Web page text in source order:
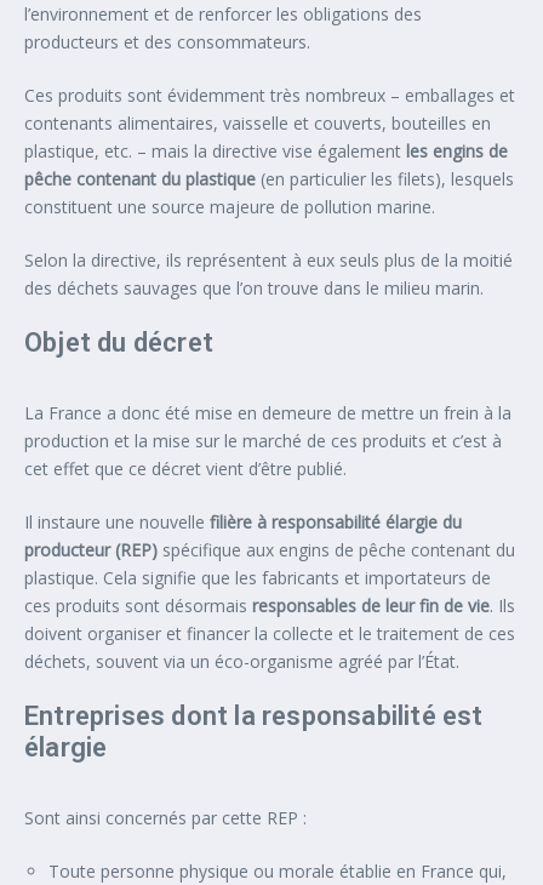
l’environnement et de renforcer les obligations des
producteurs et des consommateurs.
Ces produits sont évidemment très nombreux – emballages et
contenants alimentaires, vaisselle et couverts, bouteilles en
plastique, etc. – mais la directive vise également les engins de
pêche contenant du plastique (en particulier les filets), lesquels
constituent une source majeure de pollution marine.
Selon la directive, ils représentent à eux seuls plus de la moitié
des déchets sauvages que l’on trouve dans le milieu marin.
Objet du décret
La France a donc été mise en demeure de mettre un frein à la
production et la mise sur le marché de ces produits et c’est à
cet effet que ce décret vient d’être publié.
Il instaure une nouvelle filière à responsabilité élargie du
producteur (REP) spécifique aux engins de pêche contenant du
plastique. Cela signifie que les fabricants et importateurs de
ces produits sont désormais responsables de leur fin de vie. Ils
doivent organiser et financer la collecte et le traitement de ces
déchets, souvent via un éco-organisme agréé par l’État.
Entreprises dont la responsabilité est
élargie
Sont ainsi concernés par cette REP :
Toute personne physique ou morale établie en France qui,